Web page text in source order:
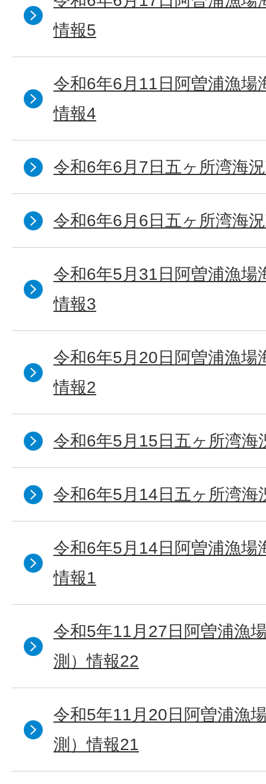
情報5
令和6年6月11日阿曽浦漁場
情報4
令和6年6月7日五ヶ所湾海
令和6年6月6日五ヶ所湾海
令和6年5月31日阿曽浦漁場
情報3
令和6年5月20日阿曽浦漁場
情報2
令和6年5月15日五ヶ所湾海
令和6年5月14日五ヶ所湾海
令和6年5月14日阿曽浦漁場
情報1
令和5年11月27日阿曽浦漁
測）情報22
令和5年11月20日阿曽浦漁
測）情報21